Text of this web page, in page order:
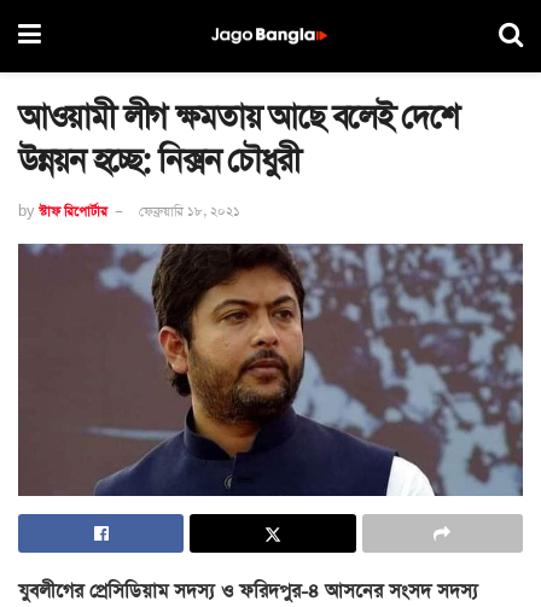
আওয়ামী লীগ ক্ষমতায় আছে বলেই দেশে
উন্নয়ন হচ্ছে: নিক্সন চৌধুরী
by স্টাফ রিপোর্টার ফেব্রুয়ারি ১৮, ২০২১
যুবলীগের প্রেসিডিয়াম সদস্য ও ফরিদপুর-৪ আসনের সংসদ সদস্য